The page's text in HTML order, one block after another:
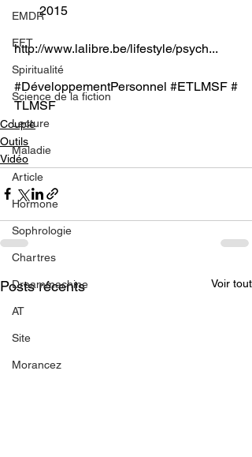
EMDR
EFT
Spiritualité
Science de la fiction
Lecture
Maladie
Article
Hormone
Sophrologie
Chartres
Dreammachine
AT
Site
Morancez
2015
http://www.lalibre.be/lifestyle/psych...
#DéveloppementPersonnel #ETLMSF #
TLMSF
Couple
Outils
Vidéo
Posts récents Voir tout